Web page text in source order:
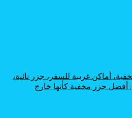
أماكن غريبة للسفر، جزر نائية،
جزر مخفية كأنها خارج